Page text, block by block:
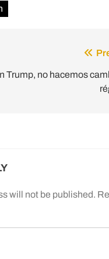
Trump, no hacemos
will not be published.